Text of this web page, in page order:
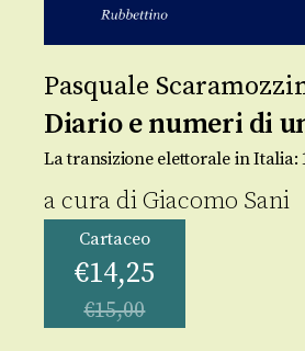
Pasquale
Diario e numeri di
La transizione elettorale in Italia:
a cura diGiacomo Sani
Cartaceo
€14,25
€15,00